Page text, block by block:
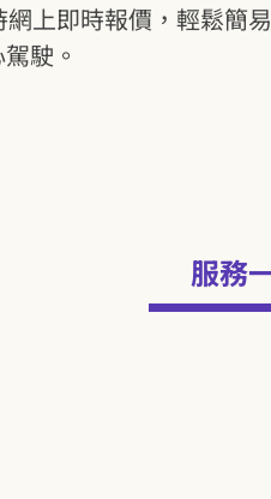
網上即時報價，輕鬆簡
駛。
服務